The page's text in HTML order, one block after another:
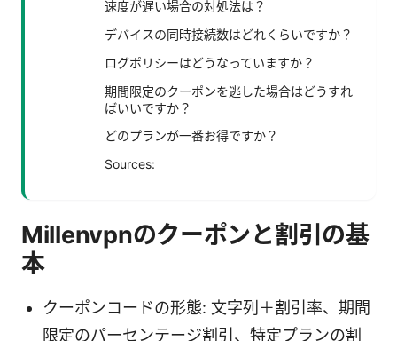
速度が遅い場合の対処法は？
デバイスの同時接続数はどれくらいですか？
ログポリシーはどうなっていますか？
期間限定のクーポンを逃した場合はどうすれ
ばいいですか？
どのプランが一番お得ですか？
Sources:
Millenvpnのクーポンと割引の基
本
クーポンコードの形態: 文字列＋割引率、期間
限定のパーセンテージ割引、特定プランの割